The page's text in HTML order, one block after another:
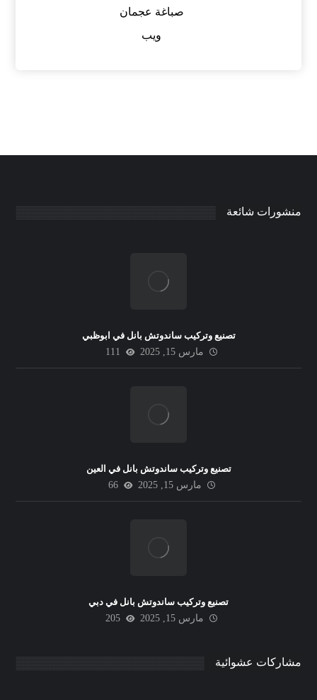
صباغة عجمان
ويب
منشورات شائعة
تصنيع وتركيب ساندوتش بانل في ابوظبي
مارس 15, 2025
111
تصنيع وتركيب ساندوتش بانل في العين
مارس 15, 2025
66
تصنيع وتركيب ساندوتش بانل في دبي
مارس 15, 2025
205
مشاركات عشوائية